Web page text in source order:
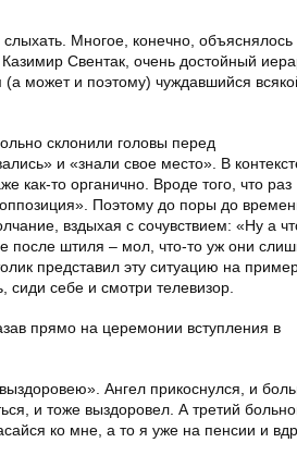
Многое, конечно, объяснялось
Свентак, очень достойный
может и поэтому) чуждавшийся
склонили головы перед
и «знали свое место». В
как-то органично. Вроде того, что раз
Поэтому до поры до
вздыхая с сочувствием: «Ну а
после штиля – мол, что-то уж они
представил эту ситуацию на
себе и смотри телевизор.
прямо на церемонии вступления в
Ангел прикоснулся, и
и тоже выздоровел. А третий
ко мне, а то я уже на пенсии и